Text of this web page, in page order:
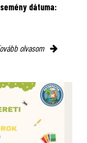
dátuma:
olvasom